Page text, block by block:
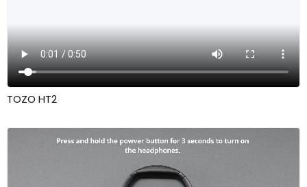
TOZO HT2